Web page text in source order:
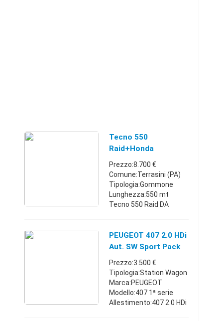
Tecno 550
Raid+Honda
40/60+carrello
Prezzo:8.700 €
Comune:Terrasini (PA)
Tipologia:Gommone
Lunghezza:550 mt
Tecno 550 Raid DA
vtr,cuscinerie
perfette,rimessaggi
Honda 40/60 4T 2015, ...
PEUGEOT 407 2.0 HDi
Aut. SW Sport Pack
Tecno
Prezzo:3.500 €
Tipologia:Station Wagon
Marca:PEUGEOT
Modello:407 1ª serie
Allestimento:407 2.0 HDi